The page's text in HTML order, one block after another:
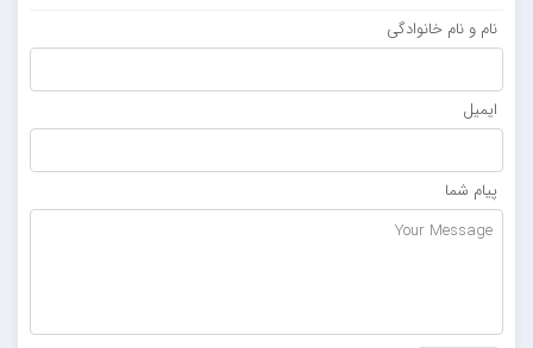
نام و نام خانوادگی
ایمیل
پیام شما